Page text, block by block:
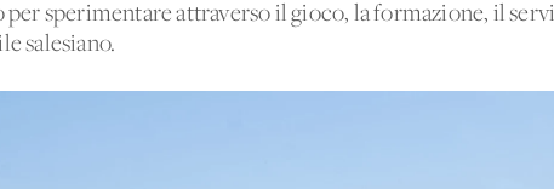
per sperimentare attraverso il gioco, la formazione, il
salesiano.